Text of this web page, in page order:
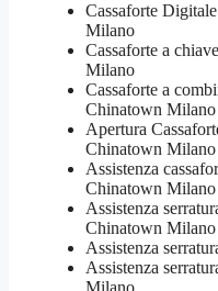
Cassaforte
Milano
Cassaforte a
Milano
Cassaforte a
Chinatown Milano
​Apertura
Chinatown Milano
Assistenza
Chinatown Milano
​Assistenza
Chinatown Milano
Assistenza
Assistenza